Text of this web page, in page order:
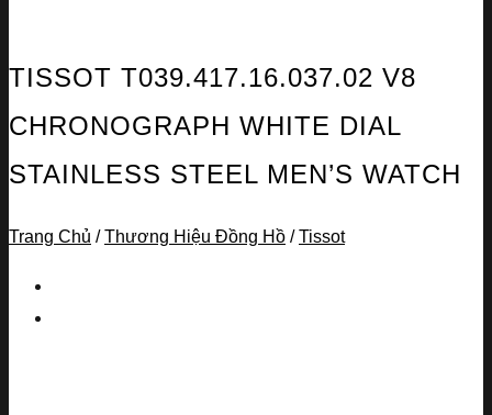
TISSOT T039.417.16.037.02 V8
CHRONOGRAPH WHITE DIAL
STAINLESS STEEL MEN’S WATCH
Trang Chủ / Thương Hiệu Đồng Hồ / Tissot